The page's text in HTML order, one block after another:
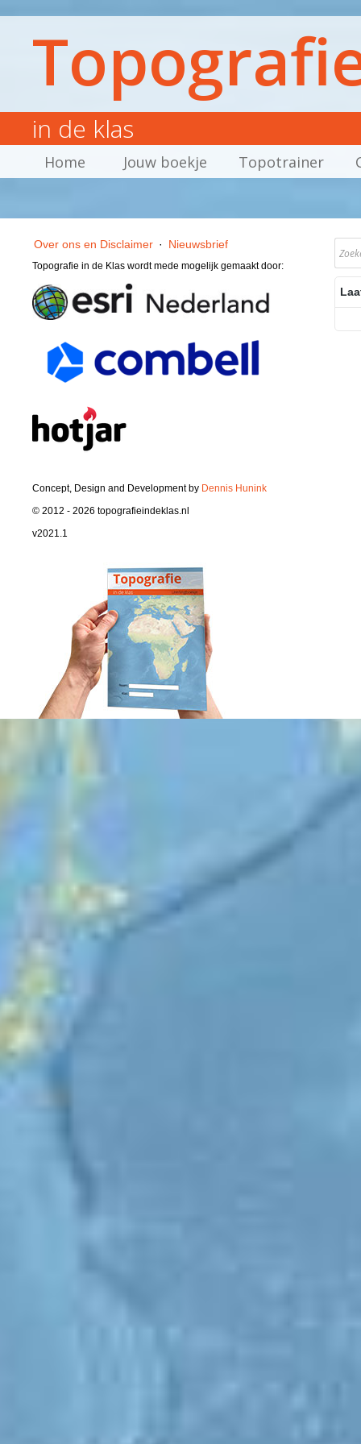
in de klas
Home Jouw boekje Topotrainer
Over ons en Disclaimer · Nieuwsbrief
Topografie in de Klas wordt mede mogelijk gemaakt door:
Concept, Design and Development by Dennis Hunink
© 2012 - 2026 topografieindeklas.nl
v2021.1